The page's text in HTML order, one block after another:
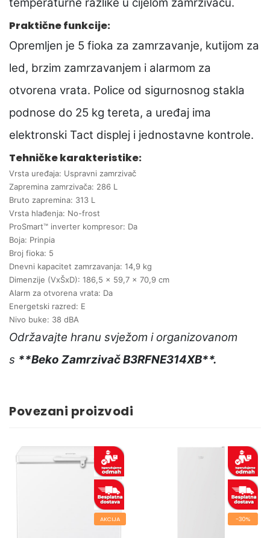
temperaturne razlike u cijelom zamrzivaču.
Praktične funkcije:
Opremljen je 5 fioka za zamrzavanje, kutijom za
led, brzim zamrzavanjem i alarmom za
otvorena vrata. Police od sigurnosnog stakla
podnose do 25 kg tereta, a uređaj ima
elektronski Tact displej i jednostavne kontrole.
Tehničke karakteristike:
Vrsta uređaja: Uspravni zamrzivač
Zapremina zamrzivača: 286 L
Bruto zapremina: 313 L
Vrsta hlađenja: No-frost
ProSmart™ inverter kompresor: Da
Boja: Prinpia
Broj fioka: 5
Dnevni kapacitet zamrzavanja: 14,9 kg
Dimenzije (VxŠxD): 186,5 x 59,7 x 70,9 cm
Alarm za otvorena vrata: Da
Energetski razred: E
Nivo buke: 38 dBA
Održavajte hranu svježom i organizovanom
s **Beko Zamrzivač B3RFNE314XB**.
Povezani proizvodi
AKCIJA -30%